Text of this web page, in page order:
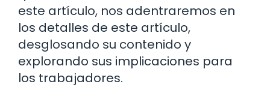
este artículo, nos adentraremos en
los detalles de este artículo,
desglosando su contenido y
explorando sus implicaciones para
los trabajadores.